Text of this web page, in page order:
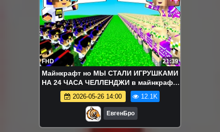
FHD 21:39
Майнкрафт но МЫ СТАЛИ ИГРУШКАМИ
НА 24 ЧАСА ЧЕЛЛЕНДЖИ в майнкрафт!
девушка новичок видео minecraft
2026-05-26 14:00 12.1K
ЕвгенБро